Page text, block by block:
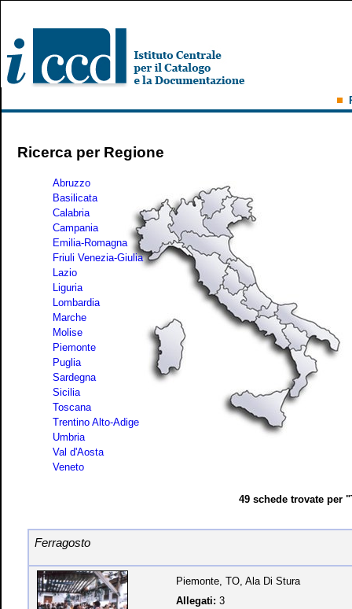
Ricerca per Regione
Abruzzo
Basilicata
Calabria
Campania
Emilia-Romagna
Friuli Venezia-Giulia
Lazio
Liguria
Lombardia
Marche
Molise
Piemonte
Puglia
Sardegna
Sicilia
Toscana
Trentino Alto-Adige
Umbria
Val d'Aosta
Veneto
49 schede trovate per
Ferragosto
Piemonte, TO, Ala Di Stura
Allegati: 3